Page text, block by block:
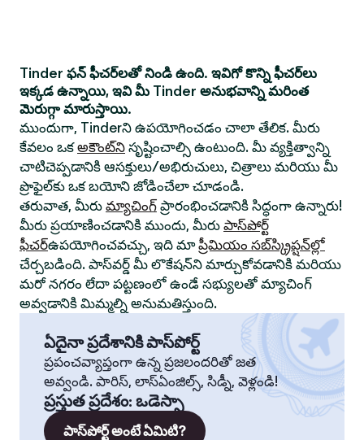
Tinder ఫన్ ఫీచర్‌లతో నిండి ఉంది. ఇవిగో కొన్ని ఫీచర్‌లు
ఇక్కడ ఉన్నాయి, ఇవి మీ Tinder అనుభవాన్ని మరింత
మెరుగ్గా మారుస్తాయి.
ముందుగా, Tinderని ఉపయోగించడం చాలా తేలిక. మీరు
కేవలం ఒకఅకౌంట్‌ని సృష్టించాల్సి ఉంటుంది. మీ వ్యక్తిత్వాన్ని
చాటిచెప్పడానికి ఆసక్తులు/అభిరుచులు, చిత్రాలు మరియు మీ
ప్రొఫైల్‌కు ఒక బయోని జోడించేలా చూడండి.
తరువాత, మీరు మ్యాచింగ్ ప్రారంభించడానికి సిద్ధంగా ఉన్నారు!
మీరు ప్రయాణించడానికి ముందు, మీరు పాస్‌పోర్ట్
ఫీచర్ఉపయోగించవచ్చు, ఇది మాప్రీమియం సబ్‌స్క్రిప్షన్‌ల్లో
చేర్చబడింది. పాస్‌వర్డ్ మీ లొకేషన్‌ని మార్చుకోవడానికి మరియు
మరో నగరం లేదా పట్టణంలో ఉండే సభ్యులతో మ్యాచింగ్
అవ్వడానికి మిమ్మల్ని అనుమతిస్తుంది.
ఏదైనా ప్రదేశానికి పాస్‌పోర్ట్
ప్రపంచవ్యాప్తంగా ఉన్న ప్రజలందరితో జత
అవ్వండి. పారిస్, లాస్‌ఏంజిల్స్, సిడ్నీ, వెళ్లండి!
ప్రస్తుత ప్రదేశం: ఒడెస్సా
పాస్‌పోర్ట్ అంటే ఏమిటి?